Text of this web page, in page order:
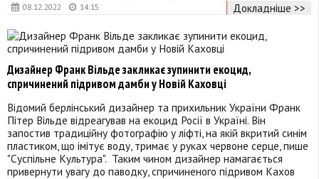
08.12.2022 14:15
Докладніше >>
Дизайнер Франк Вільде закликає зупинити екоцид,
спричинений підривом дамби у Новій Каховці
Відомий берлінський дизайнер та прихильник України Франк
Пітер Вільде відреагував на екоцид Росії в Україні. Він
запостив традиційну фотографію у ліфті, на якій вкритий синім
пластиком, що імітує воду, тримає у руках червоне серце, пише
"Суспільне Культура". Таким чином дизайнер намагається
привернути увагу до паводку, спричиненого підривом Кахов